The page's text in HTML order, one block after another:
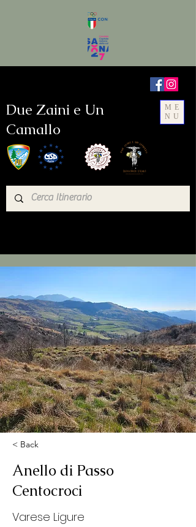
Due Zaini e Un
Camallo
ME
NU
< Back
Anello di Passo
Centocroci
Varese Ligure